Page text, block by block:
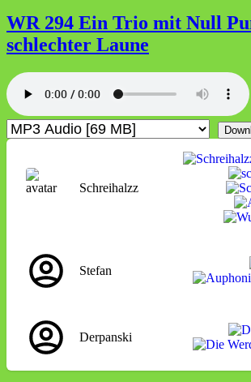
WR 294 Ein Trio mit Null
schlechter Laune
Schreihalzz
Stefan
Derpanski